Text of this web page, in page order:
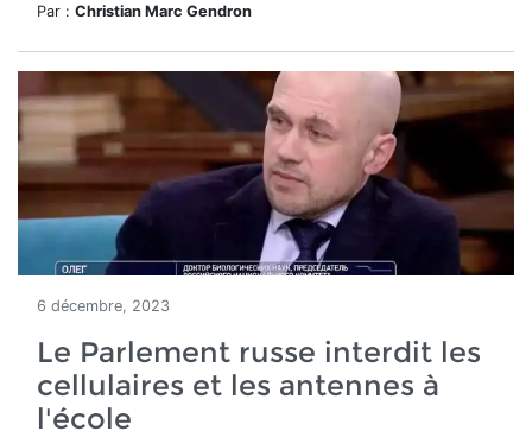
Par : Christian Marc Gendron
6 décembre, 2023
Le Parlement russe interdit les
cellulaires et les antennes à
l'école